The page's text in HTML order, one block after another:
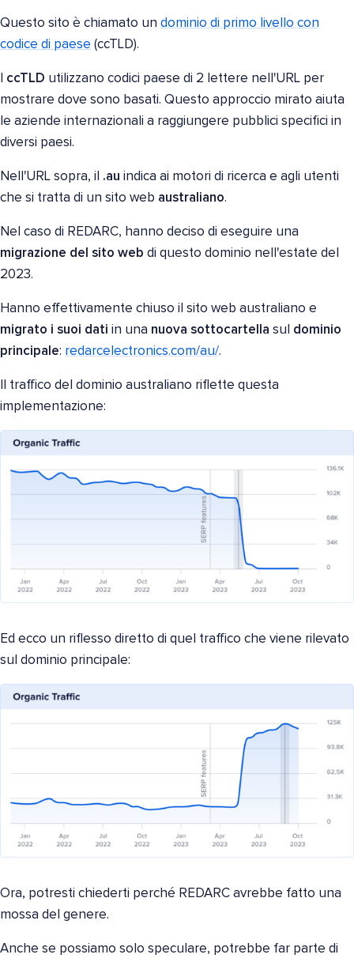
Questo sito è chiamato un dominio di primo livello con
codice di paese (ccTLD).
ccTLD utilizzano codici paese di 2 lettere nell'URL per
mostrare dove sono basati. Questo approccio mirato aiuta
le aziende internazionali a raggiungere pubblici specifici in
diversi paesi.
Nell'URL sopra, il .au indica ai motori di ricerca e agli utenti
che si tratta di un sito web australiano.
Nel caso di REDARC, hanno deciso di eseguire una
migrazione del sito web di questo dominio nell'estate del
2023.
Hanno effettivamente chiuso il sito web australiano e
migrato i suoi dati in una nuova sottocartella sul dominio
principale: redarcelectronics.com/au/.
Il traffico del dominio australiano riflette questa
implementazione:
Ed ecco un riflesso diretto di quel traffico che viene rilevato
sul dominio principale:
Ora, potresti chiederti perché REDARC avrebbe fatto una
mossa del genere.
Anche se possiamo solo speculare, potrebbe far parte di